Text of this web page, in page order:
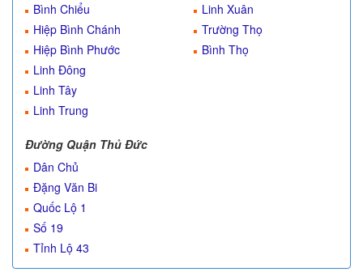
Bình Chiểu
Hiệp Bình Chánh
Hiệp Bình Phước
Linh Đông
Linh Tây
Linh Trung
Linh Xuân
Trường Thọ
Bình Thọ
Đường Quận Thủ Đức
Dân Chủ
Đặng Văn Bi
Quốc Lộ 1
Số 19
Tỉnh Lộ 43